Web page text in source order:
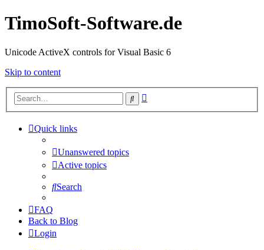
TimoSoft-Software.de
Unicode ActiveX controls for Visual Basic 6
Skip to content
Search
Quick links
Unanswered topics
Active topics
Search
FAQ
Back to Blog
Login